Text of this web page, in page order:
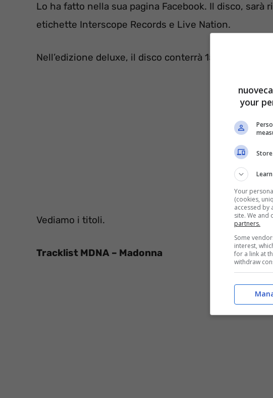
Lo ha fatto nella sua pagina Facebook. Il disco, sarà
etichette Interscope Records e Live Nation.
Nell’edizione deluxe, il disco conterrà 15 tracce
Vediamo i titoli.
Tracklist MDNA – Madonna
your
Your
(cookies,
accessed by
site. We and
partners.
Some
interest,
for a link at
withdraw